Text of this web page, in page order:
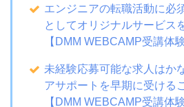
エンジニアの転職活動に必
としてオリジナルサービス
【DMM WEBCAMP受講体
未経験応募可能な求人はか
アサポートを早期に受ける
【DMM WEBCAMP受講体